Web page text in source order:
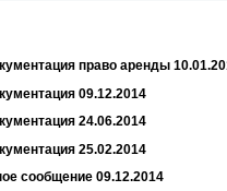
право аренды
09.12.2014
24.06.2014
25.02.2014
сообщение 09.12.2014